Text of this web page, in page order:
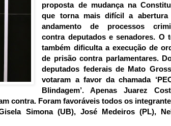
proposta de mudança na
que torna mais difícil a
andamento de processos
contra deputados e senadores. O
também dificulta a execução de
de prisão contra parlamentares.
deputados federais de Mato
votaram a favor da chamada
Blindagem’.Apenas Juarez
contra. Foram favoráveis todos os
Simona (UB), José Medeiros (PL),